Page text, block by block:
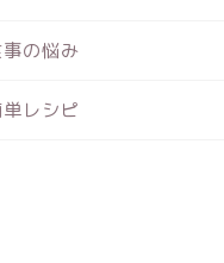
の悩み
レシピ